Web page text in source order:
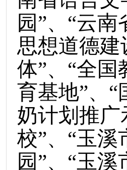
园”、“云
思想道德建
体”、“全
育基地”、
奶计划推广
校”、“玉溪
园”、“玉